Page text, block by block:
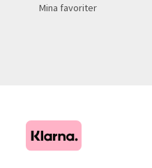
Mina favoriter